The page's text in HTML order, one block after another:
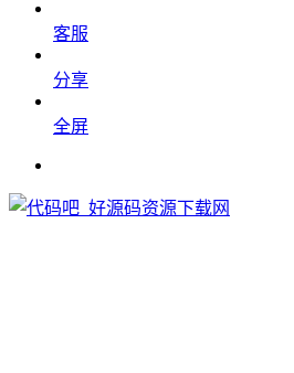
客服
分享
全屏